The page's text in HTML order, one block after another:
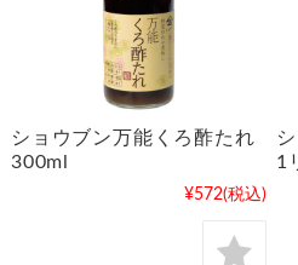
ショウブン万能くろ酢たれ
300ml
¥572(税込)
1